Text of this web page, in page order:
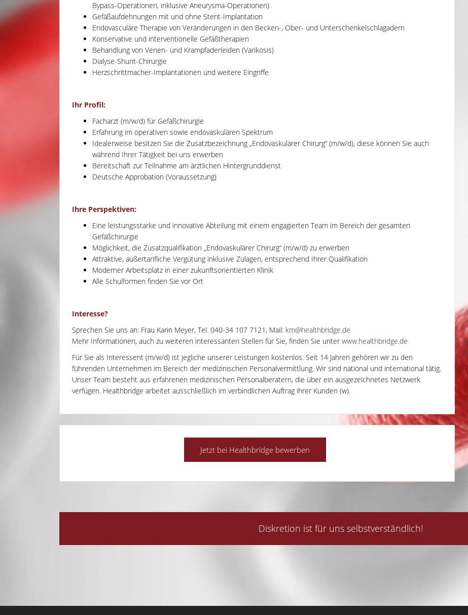
Bypass-Operationen, inklusive Aneurysma-Operationen)
Gefäßaufdehnungen mit und ohne Stent-Implantation
Endovasculäre Therapie von Veränderungen in den Becken-, Ober- und Unterschenkelschlagadern
Konservative und interventionelle Gefäßtherapien
Behandlung von Venen- und Krampfaderleiden (Varikosis)
Dialyse-Shunt-Chirurgie
Herzschrittmacher-Implantationen und weitere Eingriffe
Ihr Profil:
Facharzt (m/w/d) für Gefäßchirurgie
Erfahrung im operativen sowie endovaskulären Spektrum
Idealerweise besitzen Sie die Zusatzbezeichnung „Endovaskulärer Chirurg“ (m/w/d), diese können Sie auch
während Ihrer Tätigkeit bei uns erwerben
Bereitschaft zur Teilnahme am ärztlichen Hintergrunddienst
Deutsche Approbation (Voraussetzung)
Ihre Perspektiven:
Eine leistungsstarke und innovative Abteilung mit einem engagierten Team im Bereich der gesamten
Gefäßchirurgie
Möglichkeit, die Zusatzqualifikation „Endovaskulärer Chirurg“ (m/w/d) zu erwerben
Attraktive, außertarifliche Vergütung inklusive Zulagen, entsprechend Ihrer Qualifikation
Moderner Arbeitsplatz in einer zukunftsorientierten Klinik
Alle Schulformen finden Sie vor Ort
Interesse?
Sprechen Sie uns an: Frau Karin Meyer, Tel. 040-34 107 7121, Mail: km@healthbridge.de
Mehr Informationen, auch zu weiteren interessanten Stellen für Sie, finden Sie unter www.healthbridge.de
Für Sie als Interessent (m/w/d) ist jegliche unserer Leistungen kostenlos. Seit 14 Jahren gehören wir zu den
führenden Unternehmen im Bereich der medizinischen Personalvermittlung. Wir sind national und international tätig.
Unser Team besteht aus erfahrenen medizinischen Personalberatern, die über ein ausgezeichnetes Netzwerk
verfügen. Healthbridge arbeitet ausschließlich im verbindlichen Auftrag ihrer Kunden (w).
Diskretion ist für uns selbstverständlich!